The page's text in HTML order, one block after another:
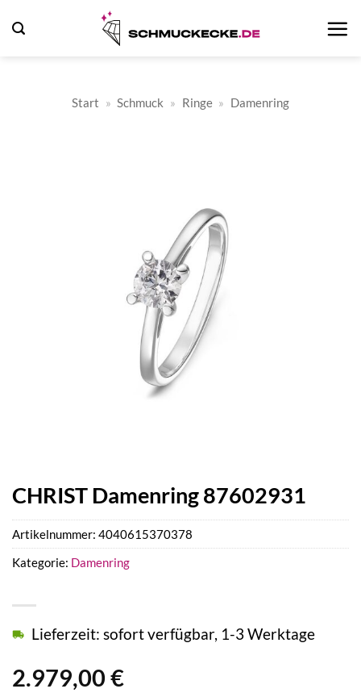
Inhalt
Start » Schmuck » Ringe » Damenring
CHRIST Damenring 87602931
2.979,00 €
Lieferzeit: sofort verfügbar, 1-3 Werktage
Artikelnummer: 4040615370378
Kategorie: Damenring